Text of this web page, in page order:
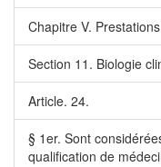
Chapitre V.
Section 11. Biologie
Article. 24.
§ 1er. Sont
qualification de